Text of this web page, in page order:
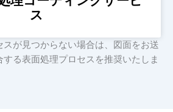
ス
が見つからない場合は、図面をお送
する表面処理プロセスを推奨いたしま